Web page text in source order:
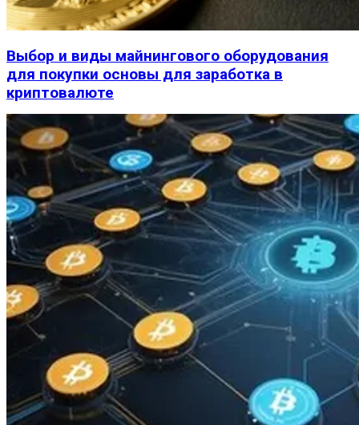
Выбор и виды майнингового оборудования
для покупки основы для заработка в
криптовалюте